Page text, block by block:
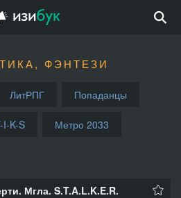
ФЭНТЕЗИ
ЛитРПГ Попаданцы
I-K-S Метро 2033
Мгла. S.T.A.L.K.E.R.